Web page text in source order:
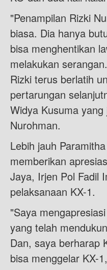
"Penampilan Rizki
biasa. Dia hanya
bisa menghentikan
melakukan
Rizki terus berlatih
pertarungan
Widya Kusuma
Nurohman.
Lebih jauh
memberikan
Jaya, Irjen Pol Fadil
pelaksanaan KX-1.
"Saya
yang telah
Dan, saya berharap
bisa menggelar KX-